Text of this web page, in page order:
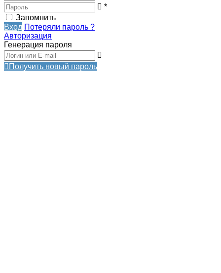
*
Запомнить
Вход Потеряли пароль ?
Авторизация
Генерация пароля
Получить новый пароль